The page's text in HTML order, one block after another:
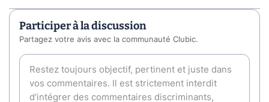
Participer à la discussion
Partagez votre avis avec la communauté Clubic.